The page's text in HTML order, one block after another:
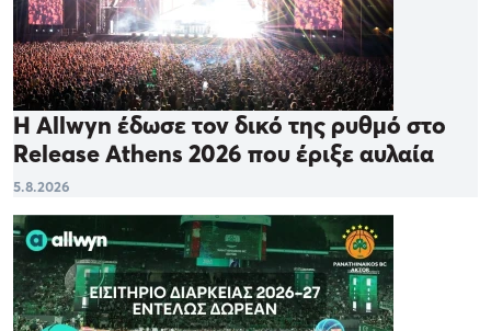
Η Allwyn έδωσε τον δικό της ρυθμό στο
Release Athens 2026 που έριξε αυλαία
5.8.2026